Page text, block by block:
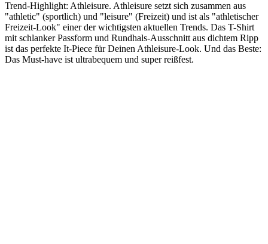
Trend-Highlight: Athleisure. Athleisure setzt sich zusammen aus
"athletic" (sportlich) und "leisure" (Freizeit) und ist als "athletischer
Freizeit-Look" einer der wichtigsten aktuellen Trends. Das T-Shirt
mit schlanker Passform und Rundhals-Ausschnitt aus dichtem Ripp
ist das perfekte It-Piece für Deinen Athleisure-Look. Und das Beste:
Das Must-have ist ultrabequem und super reißfest.